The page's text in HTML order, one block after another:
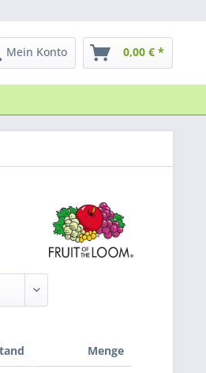
Mein Konto 0,00 € *
Menge